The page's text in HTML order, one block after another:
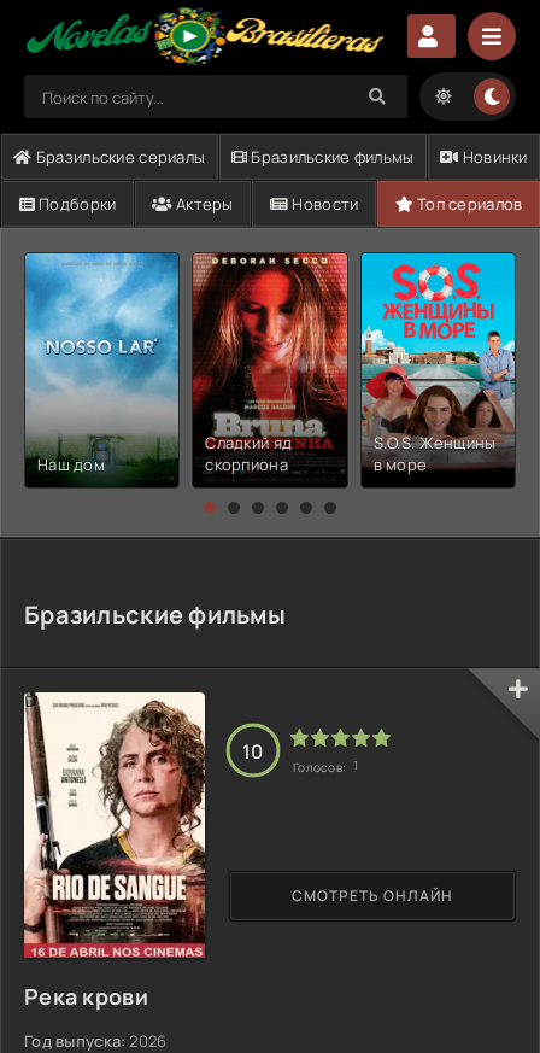
Бразильские сериалы Бразильские фильмы Новинки
Подборки Актеры Новости Топ сериалов
Наш дом
Сладкий яд
скорпиона
S.O.S. Женщины
в море
Бразильские фильмы
Река крови
Год выпуска: 2026
СМОТРЕТЬ ОНЛАЙН
10
Голосов: 1